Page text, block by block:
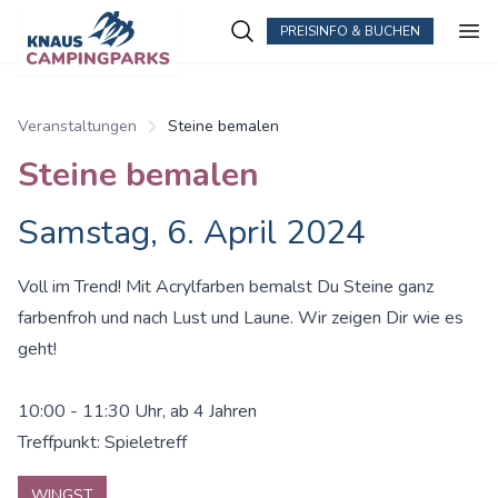
PREISINFO & BUCHEN
Veranstaltungen Steine bemalen
Steine bemalen
Samstag, 6. April 2024
Voll im Trend! Mit Acrylfarben bemalst Du Steine ganz
farbenfroh und nach Lust und Laune. Wir zeigen Dir wie es
geht!
10:00 - 11:30 Uhr, ab 4 Jahren
Treffpunkt: Spieletreff